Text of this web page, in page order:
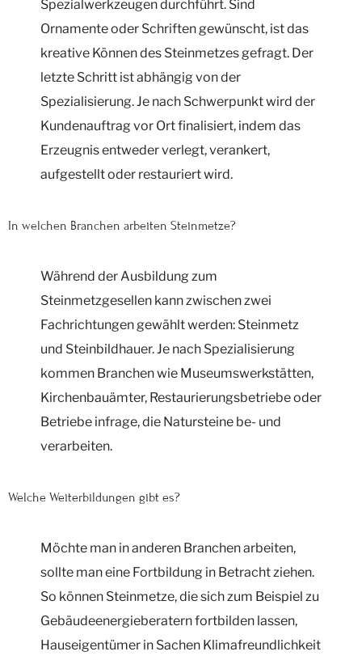
Spezialwerkzeugen durchführt. Sind
Ornamente oder Schriften gewünscht, ist das
kreative Können des Steinmetzes gefragt. Der
letzte Schritt ist abhängig von der
Spezialisierung. Je nach Schwerpunkt wird der
Kundenauftrag vor Ort finalisiert, indem das
Erzeugnis entweder verlegt, verankert,
aufgestellt oder restauriert wird.
In welchen Branchen arbeiten Steinmetze?
Während der Ausbildung zum
Steinmetzgesellen kann zwischen zwei
Fachrichtungen gewählt werden: Steinmetz
und Steinbildhauer. Je nach Spezialisierung
kommen Branchen wie Museumswerkstätten,
Kirchenbauämter, Restaurierungsbetriebe oder
Betriebe infrage, die Natursteine be- und
verarbeiten.
Welche Weiterbildungen gibt es?
Möchte man in anderen Branchen arbeiten,
sollte man eine Fortbildung in Betracht ziehen.
So können Steinmetze, die sich zum Beispiel zu
Gebäudeenergieberatern fortbilden lassen,
Hauseigentümer in Sachen Klimafreundlichkeit